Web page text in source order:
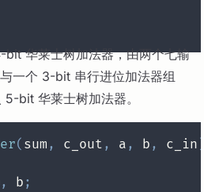
华莱士树加法器，由两个七输
一个 3-bit 串行进位加法器组
bit 华莱士树加法器。
( sum , c_out , a , b , c_in
, b ;